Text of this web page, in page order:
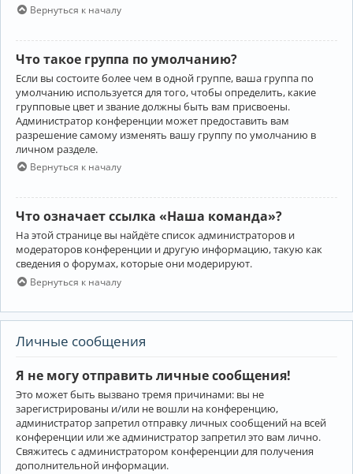
Вернуться к началу
Что такое группа по умолчанию?
Если вы состоите более чем в одной группе, ваша группа по
умолчанию используется для того, чтобы определить, какие
групповые цвет и звание должны быть вам присвоены.
Администратор конференции может предоставить вам
разрешение самому изменять вашу группу по умолчанию в
личном разделе.
Вернуться к началу
Что означает ссылка «Наша команда»?
На этой странице вы найдёте список администраторов и
модераторов конференции и другую информацию, такую как
сведения о форумах, которые они модерируют.
Вернуться к началу
Личные сообщения
Я не могу отправить личные сообщения!
Это может быть вызвано тремя причинами: вы не
зарегистрированы и/или не вошли на конференцию,
администратор запретил отправку личных сообщений на всей
конференции или же администратор запретил это вам лично.
Свяжитесь с администратором конференции для получения
дополнительной информации.